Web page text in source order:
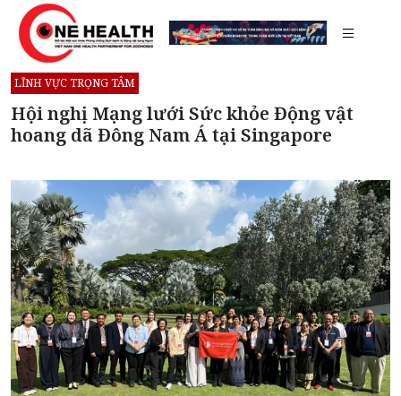
LĨNH VỰC TRỌNG TÂM
Hội nghị Mạng lưới Sức khỏe Động vật
hoang dã Đông Nam Á tại Singapore